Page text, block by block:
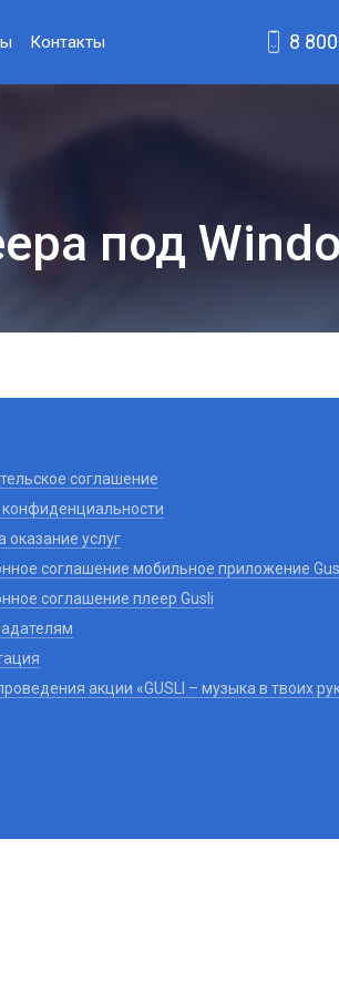
Контакты 8
под
соглашение
конфиденциальности
оказание услуг
соглашение мобильное приложение
соглашение плеер Gusli
акции «GUSLI – музыка в твоих